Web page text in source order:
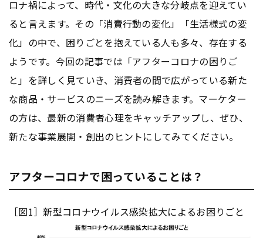
ロナ禍によって、時代・文化の大きな分岐点を迎えてい
ると言えます。その「消費行動の変化」「生活様式の変
化」の中で、困りごとを抱えている人も多々、存在する
ようです。今回の記事では「アフターコロナの困りご
と」を詳しく見ていき、消費者の間で広がっている新た
な商品・サービスのニーズを読み解きます。マーケター
の方は、最新の消費者心理をキャッチアップし、ぜひ、
新たな事業展開・創出のヒントにしてみてください。
アフターコロナで困っていることは？
［図1］新型コロナウイルス感染拡大によるお困りごと